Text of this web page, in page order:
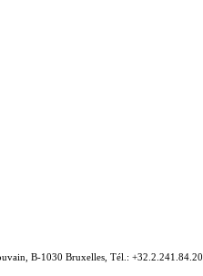
B-1030 Bruxelles, Tél.: +32.2.241.84.20